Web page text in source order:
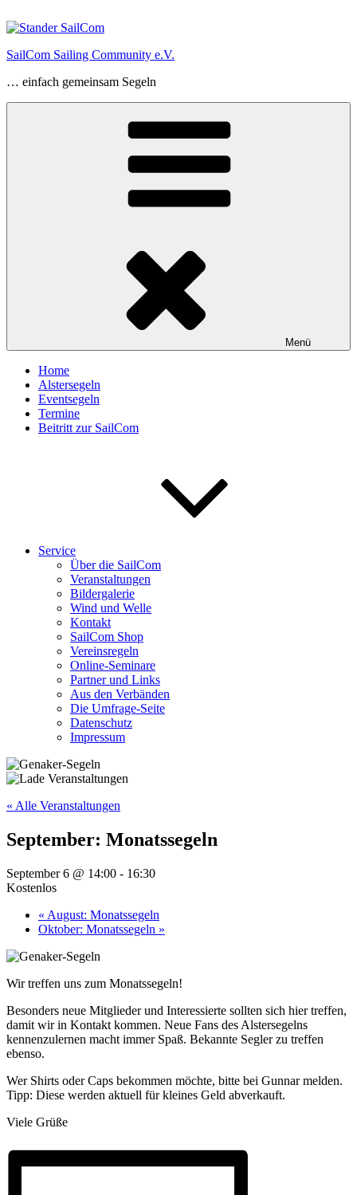
Inhalt
SailCom Sailing Community e.V.
… einfach gemeinsam Segeln
Menü
Home
Alstersegeln
Eventsegeln
Termine
Beitritt zur SailCom
Service
Über die SailCom
Veranstaltungen
Bildergalerie
Wind und Welle
Kontakt
SailCom Shop
Vereinsregeln
Online-Seminare
Partner und Links
Aus den Verbänden
Die Umfrage-Seite
Datenschutz
Impressum
« Alle Veranstaltungen
September: Monatssegeln
September 6 @ 14:00 - 16:30
Kostenlos
« August: Monatssegeln
Oktober: Monatssegeln »
Wir treffen uns zum Monatssegeln!
Besonders neue Mitglieder und Interessierte sollten sich hier treffen,
damit wir in Kontakt kommen. Neue Fans des Alstersegelns
kennenzulernen macht immer Spaß. Bekannte Segler zu treffen
ebenso.
Wer Shirts oder Caps bekommen möchte, bitte bei Gunnar melden.
Tipp: Diese werden aktuell für kleines Geld abverkauft.
Viele Grüße